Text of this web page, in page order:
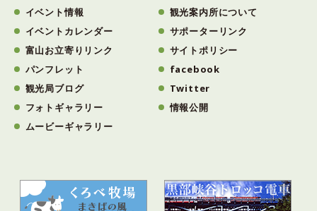
イベント情報
イベントカレンダー
富山お立寄りリンク
パンフレット
観光局ブログ
フォトギャラリー
ムービーギャラリー
観光案内所について
サポーターリンク
サイトポリシー
facebook
Twitter
情報公開